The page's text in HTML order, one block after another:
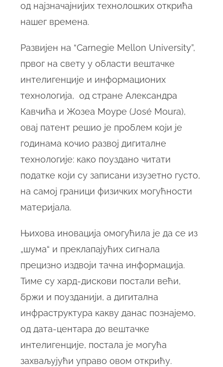
од најзначајнијих технолошких открића
нашег времена.
Развијен на “Carnegie Mellon University”,
првог на свету у области вештачке
интелигенције и информационих
технологија, од стране Александра
Кавчића и Жозеа Моуре (José Moura),
овај патент решио је проблем који је
годинама кочио развој дигиталне
технологије: како поуздано читати
податке који су записани изузетно густо,
на самој граници физичких могућности
материјала.
Њихова иновација омогућила је да се из
„шума“ и преклапајућих сигнала
прецизно издвоји тачна информација.
Тиме су хард-дискови постали већи,
бржи и поузданији, а дигитална
инфраструктура какву данас познајемо,
од дата-центара до вештачке
интелигенције, постала је могућа
захваљујући управо овом открићу.